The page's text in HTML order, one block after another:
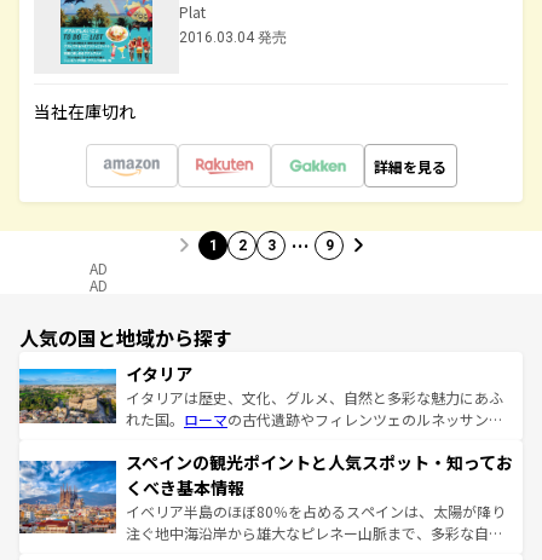
Plat
2016.03.04 発売
当社在庫切れ
詳細を見る
1 2 3 … 9
AD
AD
人気の国と地域から探す
イタリア
イタリアは歴史、文化、グルメ、自然と多彩な魅力にあふ
れた国。 ローマの古代遺跡やフィレンツェのルネッサンス
ろん、トスカーナの美しい田園風景やアマルフィ海岸の絶
景など、自然景観も見逃せない。観光の合間には、本場の
ピザやパスタなど、絶品のイタリア料理を堪能することも
できる。朝目覚めてから夜眠るまで、すべての瞬間を楽し
スペインの観光ポイントと人気スポット・知ってお
くべき基本情報
イベリア半島のほぼ80％を占めるスペインは、太陽が降り
注ぐ地中海沿岸から雄大なピレネー山脈まで、多彩な自然